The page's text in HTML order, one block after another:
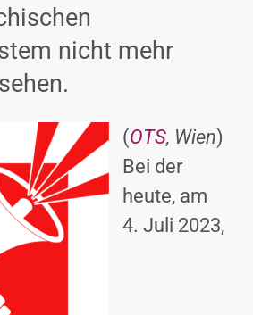
nicht mehr
(OTS, Wien)
Bei der
heute, am
4. Juli 2023,